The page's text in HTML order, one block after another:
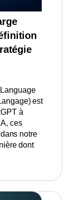
est
à
ces
notre
dont